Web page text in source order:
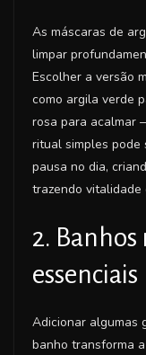
As máscaras de
limpar
Escolher a versão
como argila verde
rosa para acalmar
ritual simples pode
pausa no dia,
trazendo vitalidade
2.
essenciais
Adicionar algumas
banho transforma